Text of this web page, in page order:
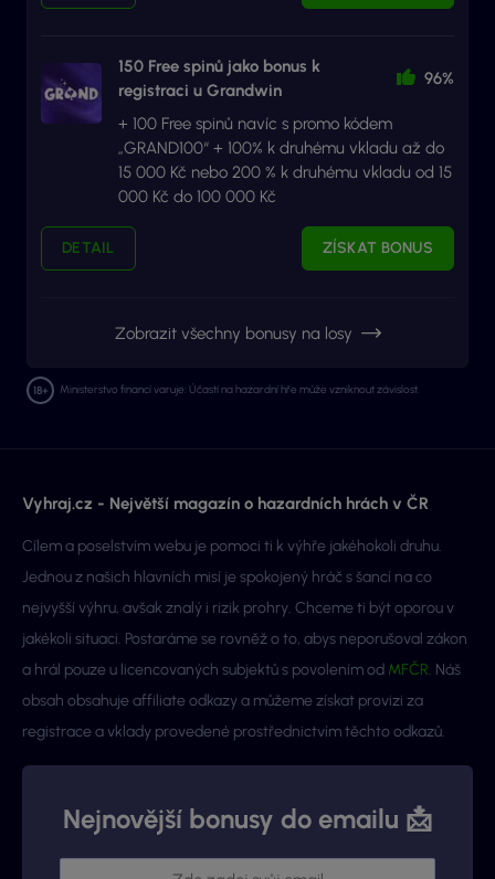
150 Free spinů jako bonus k
registraci u Grandwin
96%
+ 100 Free spinů navíc s promo kódem
„GRAND100“ + 100% k druhému vkladu až do
15 000 Kč nebo 200 % k druhému vkladu od 15
000 Kč do 100 000 Kč
DETAIL ZÍSKAT BONUS
Zobrazit všechny bonusy na losy
Ministerstvo financí varuje: Účastí na hazardní hře může vzniknout závislost.
Vyhraj.cz - Největší magazín o hazardních hrách v ČR
Cílem a poselstvím webu je pomoci ti k výhře jakéhokoli druhu.
Jednou z našich hlavních misí je spokojený hráč s šancí na co
nejvyšší výhru, avšak znalý i rizik prohry. Chceme ti být oporou v
jakékoli situaci. Postaráme se rovněž o to, abys neporušoval zákon
a hrál pouze u licencovaných subjektů s povolením od MFČR. Náš
obsah obsahuje affiliate odkazy a můžeme získat provizi za
registrace a vklady provedené prostřednictvím těchto odkazů.
Nejnovější bonusy do emailu 📩